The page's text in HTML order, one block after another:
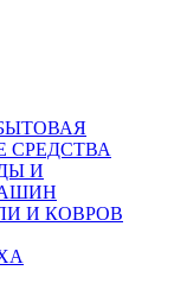
И
И КОВРОВ